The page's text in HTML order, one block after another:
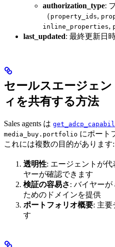
authorization_type:
（ property_ids,
inline_properties,
last_updated: 最終更新日
セールスエージェ
ィを共有する方法
Sales agents は
media_buy.portfolio にポート
これには複数の目的があります:
透明性: エージェントが
ヤーが確認できます
検証の容易さ: バイヤーが
ためのドメインを提供
ポートフォリオ概要: 主要
す